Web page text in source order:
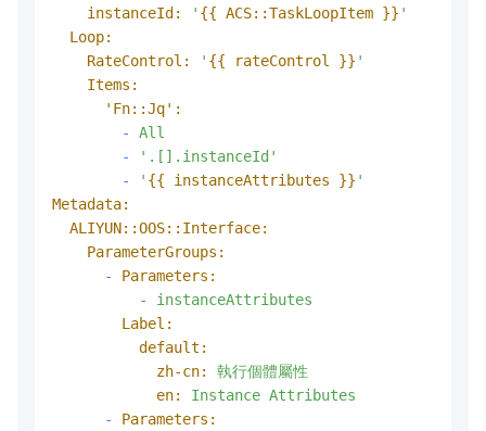
instanceId:
' {{ ACS::TaskLoopItem }} '
Loop:
RateControl:
' {{ rateControl }} '
Items:
'Fn::Jq':
-
All
-
'.[].instanceId'
-
' {{ instanceAttributes }} '
Metadata:
ALIYUN::OOS::Interface:
ParameterGroups:
-
Parameters:
-
instanceAttributes
Label:
default:
zh-cn:
執行個體屬性
en:
Instance Attributes
-
Parameters: